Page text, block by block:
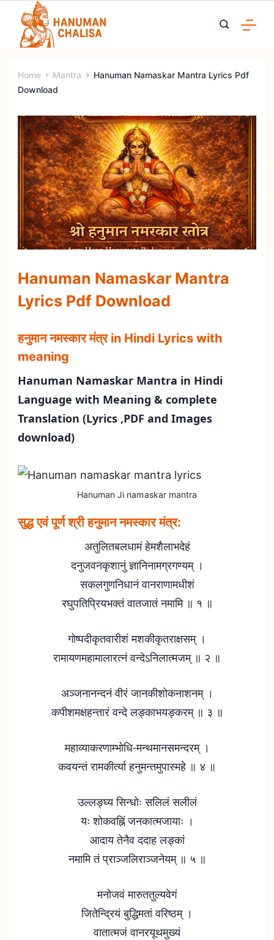
content
Home Mantra
Hanuman Namaskar Mantra Lyrics Pdf
Download
Hanuman Namaskar Mantra
Lyrics Pdf Download
हनुमान नमस्कार मंत्र in Hindi Lyrics with
meaning
Hanuman Namaskar Mantra in Hindi
Language with Meaning & complete
Translation (Lyrics ,PDF and Images
download)
Hanuman Ji namaskar mantra
सुद्ध एवं पूर्ण श्री हनुमान नमस्कार मंत्र:
अतुलितबलधामं हेमशैलाभदेहं
दनुजवनकृशानुं ज्ञानिनामग्रगण्यम् ।
सकलगुणनिधानं वानराणामधीशं
रघुपतिप्रियभक्तं वातजातं नमामि ॥ १ ॥
गोष्पदीकृतवारीशं मशकीकृतराक्षसम् ।
रामायणमहामालारत्नं वन्देऽनिलात्मजम् ॥ २ ॥
अञ्जनानन्दनं वीरं जानकीशोकनाशनम् ।
कपीशमक्षहन्तारं वन्दे लङ्काभयङ्करम् ॥ ३ ॥
महाव्याकरणाम्भोधि-मन्थमानसमन्दरम् ।
कवयन्तं रामकीर्त्या हनुमन्तमुपास्महे ॥ ४ ॥
उल्लङ्घ्य सिन्धोः सलिलं सलीलं
यः शोकवह्निं जनकात्मजायाः ।
आदाय तेनैव ददाह लङ्कां
नमामि तं प्राञ्जलिराञ्जनेयम् ॥ ५ ॥
मनोजवं मारुततुल्यवेगं
जितेन्द्रियं बुद्धिमतां वरिष्ठम् ।
वातात्मजं वानरयूथमुख्यं